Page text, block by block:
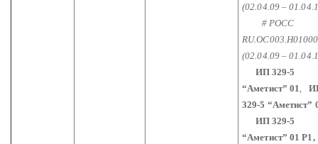
(02.04.09 –
# РОСС
RU.ОС003.Н01000
(02.04.09 –
ИП 329-5
“Аметист” 01
329-5 “Аметист”
ИП 329-5
“Аметист” 01 Р1,